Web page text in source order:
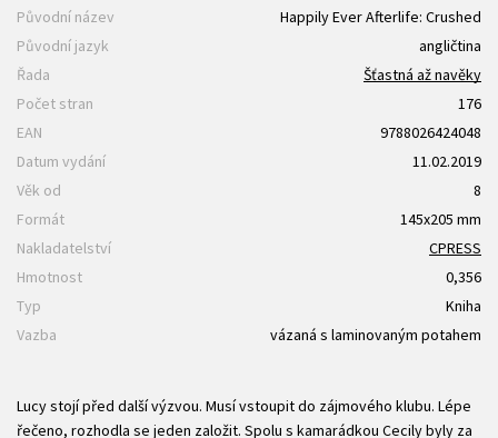
Původní název
Happily Ever Afterlife: Crushed
Původní jazyk
angličtina
Řada
Šťastná až navěky
Počet stran
176
EAN
9788026424048
Datum vydání
11.02.2019
Věk od
8
Formát
145x205 mm
Nakladatelství
CPRESS
Hmotnost
0,356
Typ
Kniha
Vazba
vázaná s laminovaným potahem
Lucy stojí před další výzvou. Musí vstoupit do zájmového klubu. Lépe
řečeno, rozhodla se jeden založit. Spolu s kamarádkou Cecily byly za